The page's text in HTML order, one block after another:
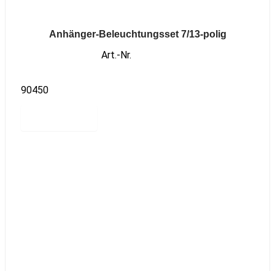
Anhänger-Beleuchtungsset 7/13-polig
Art.-Nr.
90450